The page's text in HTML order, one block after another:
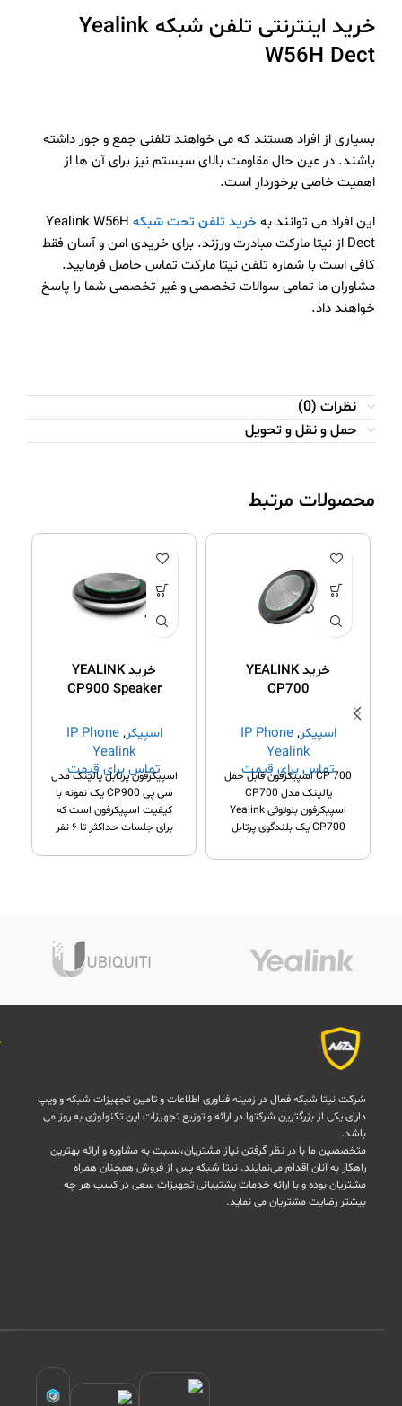
خرید اینترنتی تلفن شبکه Yealink
W56H Dect
بسیاری از افراد هستند که می خواهند تلفنی جمع و جور داشته
باشند. در عین حال مقاومت بالای سیستم نیز برای آن ها از
اهمیت خاصی برخوردار است.
این افراد می توانند به خرید تلفن تحت شبکه Yealink W56H
Dect از نیتا مارکت مبادرت ورزند. برای خریدی امن و آسان فقط
کافی است با شماره تلفن نیتا مارکت تماس حاصل فرمایید.
مشاوران ما تمامی سوالات تخصصی و غیر تخصصی شما را پاسخ
خواهند داد.
نظرات (0)
حمل و نقل و تحویل
محصولات مرتبط
خرید YEALINK
CP700
اسپیکر,
IP Phone
Yealink
تماس برای قیمت
CP 700 اسپیکرفون قابل حمل
یالینک مدل CP700
اسپیکرفون بلوتوثی Yealink
CP700 یک بلندگوی پرتابل
خرید YEALINK
CP900 Speaker
اسپیکر,
IP Phone
Yealink
تماس برای قیمت
اسپیکرفون پرتابل یالینک مدل
سی پی CP900 یک نمونه با
کیفیت اسپیکرفون است که
برای جلسات حداکثر تا ۶ نفر
شرکت نیتا شبکه فعال در زمینه فناوری اطلاعات و تامین تجهیزات شبکه و ویپ
دارای یکی از بزرگترین شرکتها در ارائه و توزیع تجهیزات این تکنولوژی به روز می
باشد.
متخصصین ما با در نظر گرفتن نیاز مشتریان،نسبت به مشاوره و ارائه بهترین
راهکار به آنان اقدام می‌نمایند. نیتا شبکه پس از فروش همچنان همراه
مشتریان بوده و با ارائه خدمات پشتیبانی تجهیزات سعی در کسب هر چه
بیشتر رضایت مشتریان می نماید.